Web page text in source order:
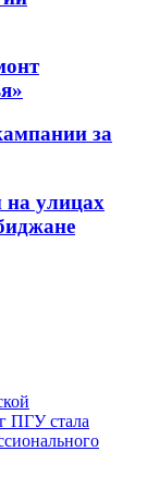
за
улицах
ПГУ стала